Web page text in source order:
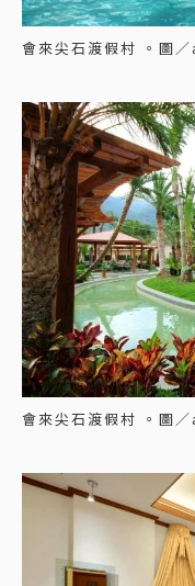
會來尖石渡假村 。圖
會來尖石渡假村 。圖